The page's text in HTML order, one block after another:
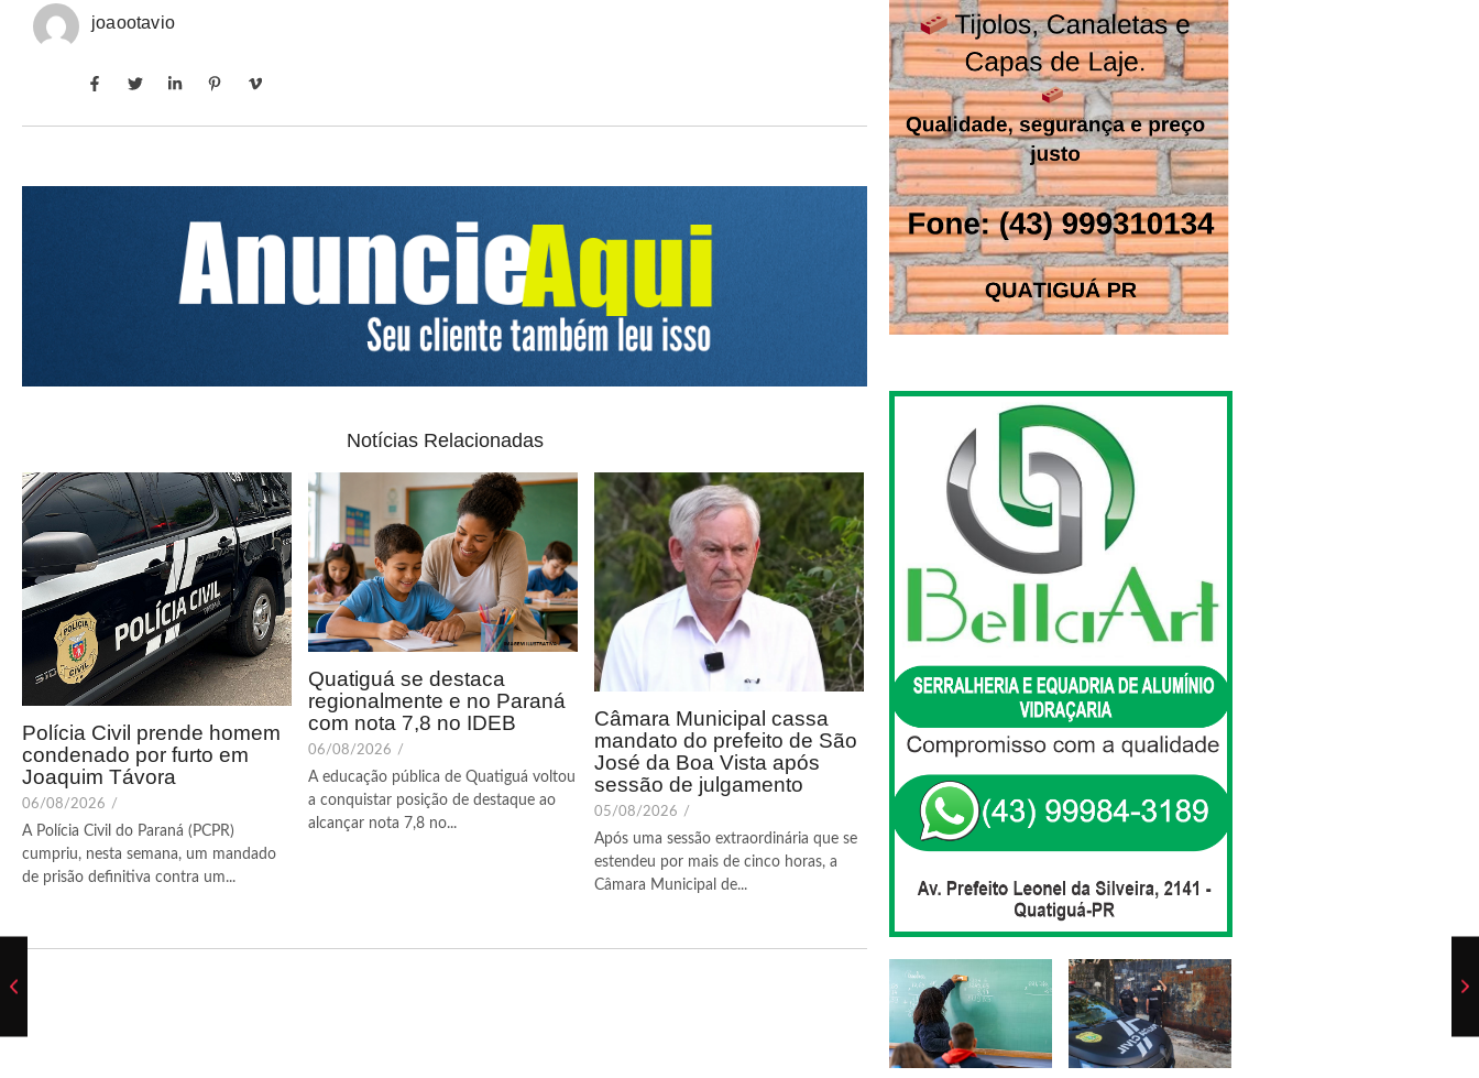
joaootavio
Notícias Relacionadas
Polícia Civil prende homem
condenado por furto em
Joaquim Távora
06/08/2026 /
A Polícia Civil do Paraná (PCPR)
cumpriu, nesta semana, um mandado
de prisão definitiva contra um...
Quatiguá se destaca
regionalmente e no Paraná
com nota 7,8 no IDEB
06/08/2026 /
A educação pública de Quatiguá voltou
a conquistar posição de destaque ao
alcançar nota 7,8 no...
Câmara Municipal cassa
mandato do prefeito de São
José da Boa Vista após
sessão de julgamento
05/08/2026 /
Após uma sessão extraordinária que se
estendeu por mais de cinco horas, a
Câmara Municipal de...